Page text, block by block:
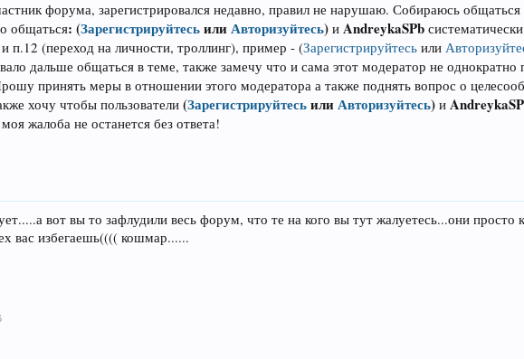
форума, зарегистрировался недавно, правил не нарушаю. Собираюсь
общаться:(ЗарегистрируйтесьилиАвторизуйтесь) иAndreykaSPb
п.12 (переход на личности, троллинг), пример -(Зарегистрируйтесь или
дальше общаться в теме, также замечу что и сама этот модератор не
принять меры в отношении этого модератора а также поднять вопрос о
хочу чтобы пользователи(ЗарегистрируйтесьилиАвторизуйтесь) и
жалоба не останется без ответа!
вот вы то зафлудили весь форум, что те на кого вы тут жалуетесь...они просто
вас избегаешь(((( кошмар......